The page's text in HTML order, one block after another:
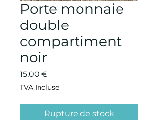
Porte monnaie
double
compartiment
noir
15,00 €
TVA Incluse
Rupture de stock